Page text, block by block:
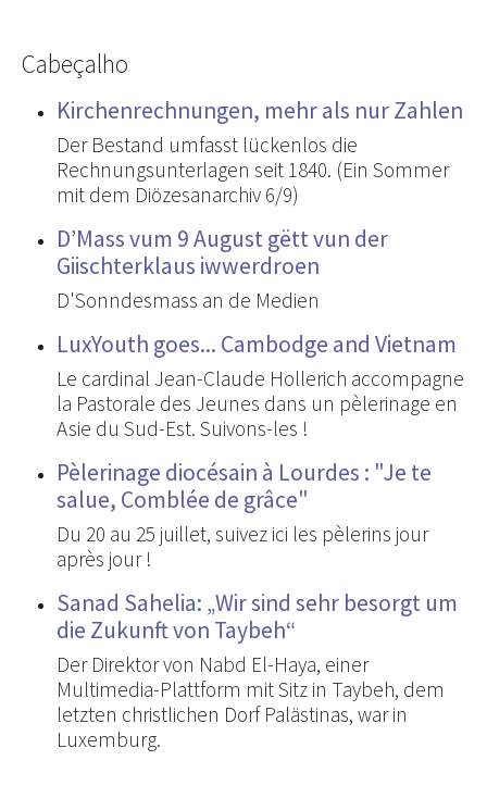
Cabeçalho
Kirchenrechnungen, mehr als nur Zahlen
Der Bestand umfasst lückenlos die
Rechnungsunterlagen seit 1840. (Ein Sommer
mit dem Diözesanarchiv 6/9)
D’Mass vum 9 August gëtt vun der
Giischterklaus iwwerdroen
D'Sonndesmass an de Medien
LuxYouth goes... Cambodge and Vietnam
Le cardinal Jean-Claude Hollerich accompagne
la Pastorale des Jeunes dans un pèlerinage en
Asie du Sud-Est. Suivons-les !
Pèlerinage diocésain à Lourdes : "Je te
salue, Comblée de grâce"
Du 20 au 25 juillet, suivez ici les pèlerins jour
après jour !
Sanad Sahelia: „Wir sind sehr besorgt um
die Zukunft von Taybeh“
Der Direktor von Nabd El-Haya, einer
Multimedia-Plattform mit Sitz in Taybeh, dem
letzten christlichen Dorf Palästinas, war in
Luxemburg.